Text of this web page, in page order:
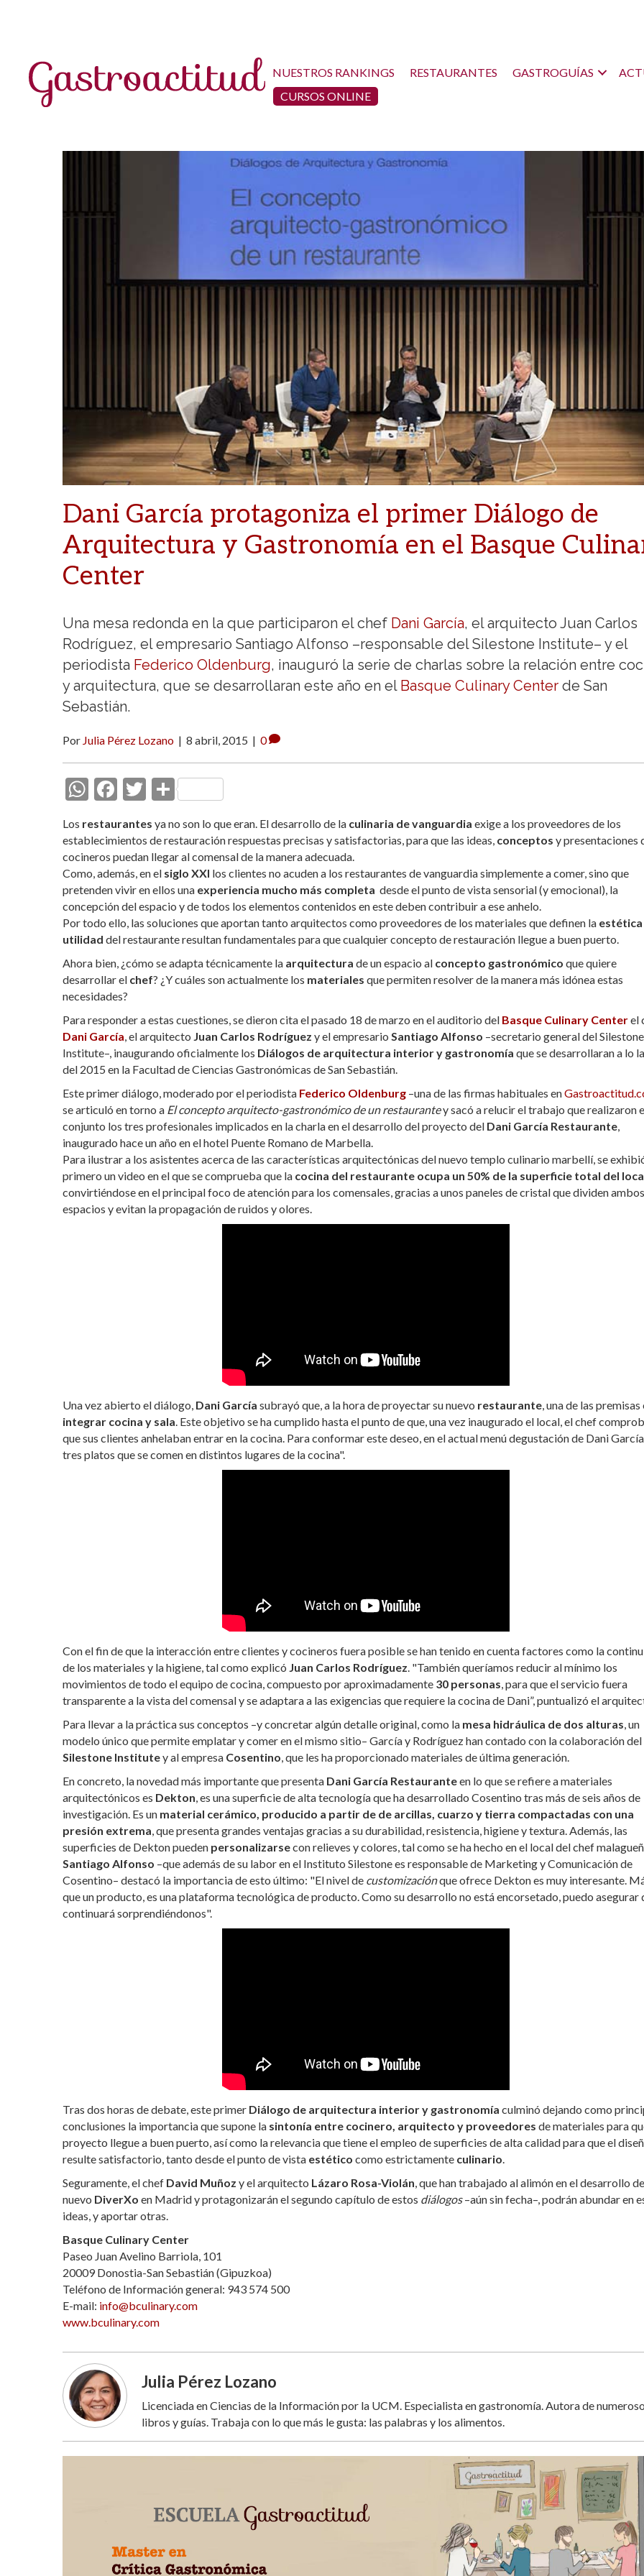
NUESTROS RANKINGS RESTAURANTES GASTROGUÍAS
CURSOS ONLINE
Dani García protagoniza el primer Diálogo de
Arquitectura y Gastronomía en el Basque
Center
Una mesa redonda en la que participaron el chef Dani García, el arquitecto Juan Carlos
Rodríguez, el empresario Santiago Alfonso –responsable del Silestone Institute– y el
periodista Federico Oldenburg, inauguró la serie de charlas sobre la relación entre
y arquitectura, que se desarrollaran este año en el Basque Culinary Center de San
Sebastián.
Por Julia Pérez Lozano | 8 abril, 2015 | 0
W
at
s
A
p
p
F
e
b
o
o
k
T
itt
er
C
m
p
ar
ti
r
Los restaurantes ya no son lo que eran. El desarrollo de la culinaria de vanguardia exige a los proveedores de los
establecimientos de restauración respuestas precisas y satisfactorias, para que las ideas, conceptos y presentaciones
cocineros puedan llegar al comensal de la manera adecuada.
Como, además, en el siglo XXI los clientes no acuden a los restaurantes de vanguardia simplemente a comer, sino que
pretenden vivir en ellos una experiencia mucho más completa desde el punto de vista sensorial (y emocional), la
concepción del espacio y de todos los elementos contenidos en este deben contribuir a ese anhelo.
Por todo ello, las soluciones que aportan tanto arquitectos como proveedores de los materiales que definen la estética
utilidad del restaurante resultan fundamentales para que cualquier concepto de restauración llegue a buen puerto.
Ahora bien, ¿cómo se adapta técnicamente la arquitectura de un espacio al concepto gastronómico que quiere
desarrollar el chef? ¿Y cuáles son actualmente los materiales que permiten resolver de la manera más idónea estas
necesidades?
Para responder a estas cuestiones, se dieron cita el pasado 18 de marzo en el auditorio del Basque Culinary Centerel
Dani García, el arquitecto Juan Carlos Rodríguez y el empresario Santiago Alfonso –secretario general del Silestone
Institute–, inaugurando oficialmente los Diálogos de arquitectura interior y gastronomía que se desarrollaran a lo
del 2015 en la Facultad de Ciencias Gastronómicas de San Sebastián.
Este primer diálogo, moderado por el periodista Federico Oldenburg –una de las firmas habituales en
se articuló en torno a El concepto arquitecto-gastronómico de un restaurantey sacó a relucir el trabajo que realizaron
conjunto los tres profesionales implicados en la charla en el desarrollo del proyecto del Dani García Restaurante,
inaugurado hace un año en el hotel Puente Romano de Marbella.
Para ilustrar a los asistentes acerca de las características arquitectónicas del nuevo templo culinario marbellí, se
primero un video en el que se comprueba que la cocina del restaurante ocupa un 50% de la superficie total del
convirtiéndose en el principal foco de atención para los comensales, gracias a unos paneles de cristal que dividen ambos
espacios y evitan la propagación de ruidos y olores.
Una vez abierto el diálogo, Dani García subrayó que, a la hora de proyectar su nuevo restaurante, una de las premisas
integrar cocina y sala. Este objetivo se ha cumplido hasta el punto de que, una vez inaugurado el local, el chef
que sus clientes anhelaban entrar en la cocina. Para conformar este deseo, en el actual menú degustación de Dani
tres platos que se comen en distintos lugares de la cocina".
Con el fin de que la interacción entre clientes y cocineros fuera posible se han tenido en cuenta factores como la
de los materiales y la higiene, tal como explicó Juan Carlos Rodríguez. "También queríamos reducir al mínimo los
movimientos de todo el equipo de cocina, compuesto por aproximadamente 30 personas, para que el servicio fuera
transparente a la vista del comensal y se adaptara a las exigencias que requiere la cocina de Dani”, puntualizó el
Para llevar a la práctica sus conceptos –y concretar algún detalle original, como la mesa hidráulica de dos alturas, un
modelo único que permite emplatar y comer en el mismo sitio– García y Rodríguez han contado con la colaboración del
Silestone Institutey al empresa Cosentino, que les ha proporcionado materiales de última generación.
En concreto, la novedad más importante que presenta Dani García Restauranteen lo que se refiere a materiales
arquitectónicos es Dekton, es una superficie de alta tecnología que ha desarrollado Cosentino tras más de seis años de
investigación. Es un material cerámico, producido a partir de de arcillas, cuarzo y tierra compactadas con una
presión extrema, que presenta grandes ventajas gracias a su durabilidad, resistencia, higiene y textura. Además, las
superficies de Dekton pueden personalizarsecon relieves y colores, tal como se ha hecho en el local del chef
Santiago Alfonso –que además de su labor en el Instituto Silestone es responsable de Marketing y Comunicación de
Cosentino– destacó la importancia de esto último: "El nivel de customizaciónque ofrece Dekton es muy interesante.
que un producto, es una plataforma tecnológica de producto. Como su desarrollo no está encorsetado, puedo asegurar
continuará sorprendiéndonos".
Tras dos horas de debate, este primer Diálogo de arquitectura interior y gastronomía culminó dejando como
conclusiones la importancia que supone la sintonía entre cocinero, arquitecto y proveedores de materiales para
proyecto llegue a buen puerto, así como la relevancia que tiene el empleo de superficies de alta calidad para que el
resulte satisfactorio, tanto desde el punto de vista estético como estrictamente culinario.
Seguramente, el chef David Muñoz y el arquitecto Lázaro Rosa-Violán, que han trabajado al alimón en el desarrollo
nuevo DiverXo en Madrid y protagonizarán el segundo capítulo de estos diálogos–aún sin fecha–, podrán abundar en
ideas, y aportar otras.
Basque Culinary Center
Paseo Juan Avelino Barriola, 101
20009 Donostia-San Sebastián (Gipuzkoa)
Teléfono de Información general: 943 574 500
E-mail: info@bculinary.com
www.bculinary.com
Julia Pérez Lozano
Licenciada en Ciencias de la Información por la UCM. Especialista en gastronomía. Autora de
libros y guías. Trabaja con lo que más le gusta: las palabras y los alimentos.